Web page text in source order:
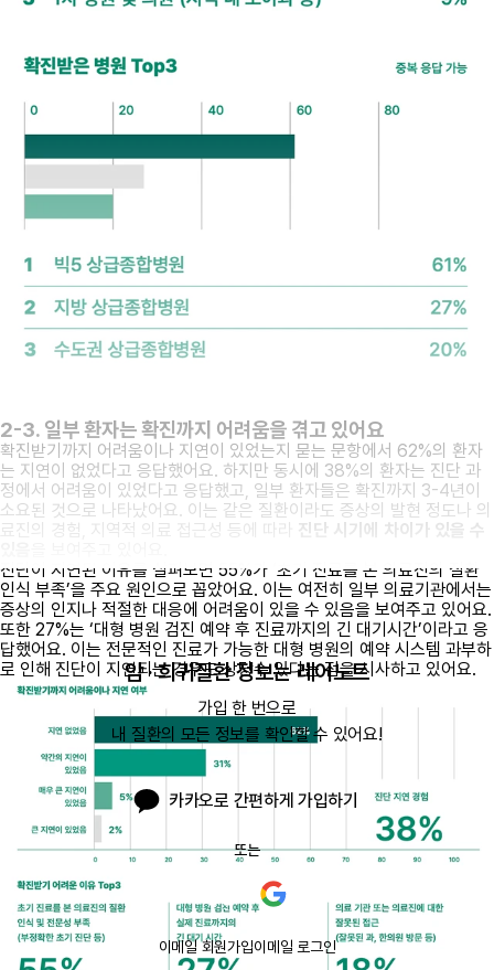
2-3. 일부 환자는 확진까지 어려움을 겪고 있어요
확진받기까지 어려움이나 지연이 있었는지 묻는 문항에서 62%의 환자
는 지연이 없었다고 응답했어요. 하지만 동시에 38%의 환자는 진단 과
정에서 어려움이 있었다고 응답했고, 일부 환자들은 확진까지 3-4년이
소요된 것으로 나타났어요. 이는 같은 질환이라도 증상의 발현 정도나 의
료진의 경험, 지역적 의료 접근성 등에 따라 진단 시기에 차이가 있을 수
진단이 지연된 이유를 살펴보면 55%가 ‘초기 진료를 본 의료진의 질환
인식 부족’을 주요 원인으로 꼽았어요. 이는 여전히 일부 의료기관에서는
증상의 인지나 적절한 대응에 어려움이 있을 수 있음을 보여주고 있어요.
또한 27%는 ‘대형 병원 검진 예약 후 진료까지의 긴 대기시간’이라고 응
답했어요. 이는 전문적인 진료가 가능한 대형 병원의 예약 시스템 과부하
로 인해 진단이 지연되는 경우도 상당수 있다는 점을 시사하고 있어요.
암 · 희귀질환 정보는 레어노트
가입 한 번으로
내 질환의 모든 정보를 확인할 수 있어요!
카카오로 간편하게 가입하기
또는
이메일 회원가입이메일 로그인